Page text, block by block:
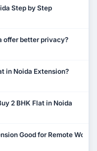
Step by Step
offer better privacy?
in Noida Extension?
2 BHK Flat in Noida
Good for Remote Work?